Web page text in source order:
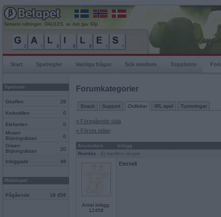
Senaste rullningen, GALILES, av ifah gav 93p
Start Spelregler Vanliga frågor Sök medlem Topplistor
Spelrum
Giraffen 28
Krokodilen 0
Elefanten
0
Musen
Böjningslistan
0
Grisen
Böjningslistan
20
Inloggade 48
Mobilspel
Pågående 18 456
Forumkategorier
Snack Support Ordlekar IRL-spel Turneringar
« Föregående sida
« Första sidan
Användare
Inlägg
Rombis - Ej medlem längre
Antal inlägg:
12458
Eternell